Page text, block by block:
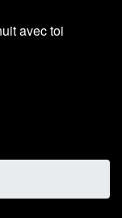
avec toi